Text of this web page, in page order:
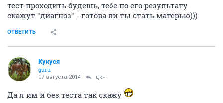
тест проходить будешь, тебе по его результату
скажут "диагноз" - готова ли ты стать матерью)))
ОТВЕТИТЬ
Кукуся
guru
07 августа 2014 дкн
Да я им и без теста так скажу